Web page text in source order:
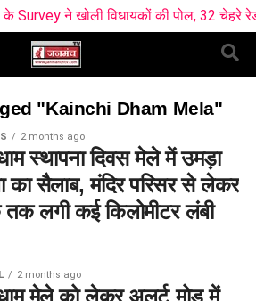
ने खोली विधायकों की पोल, 32 चेहरे रेड
"Kainchi Dham Mela"
2 months ago
स्थापना दिवस मेले में उमड़ा
का सैलाब, मंदिर परिसर से लेकर
लगी कई किलोमीटर लंबी
2 months ago
मेले को लेकर अलर्ट मोड में